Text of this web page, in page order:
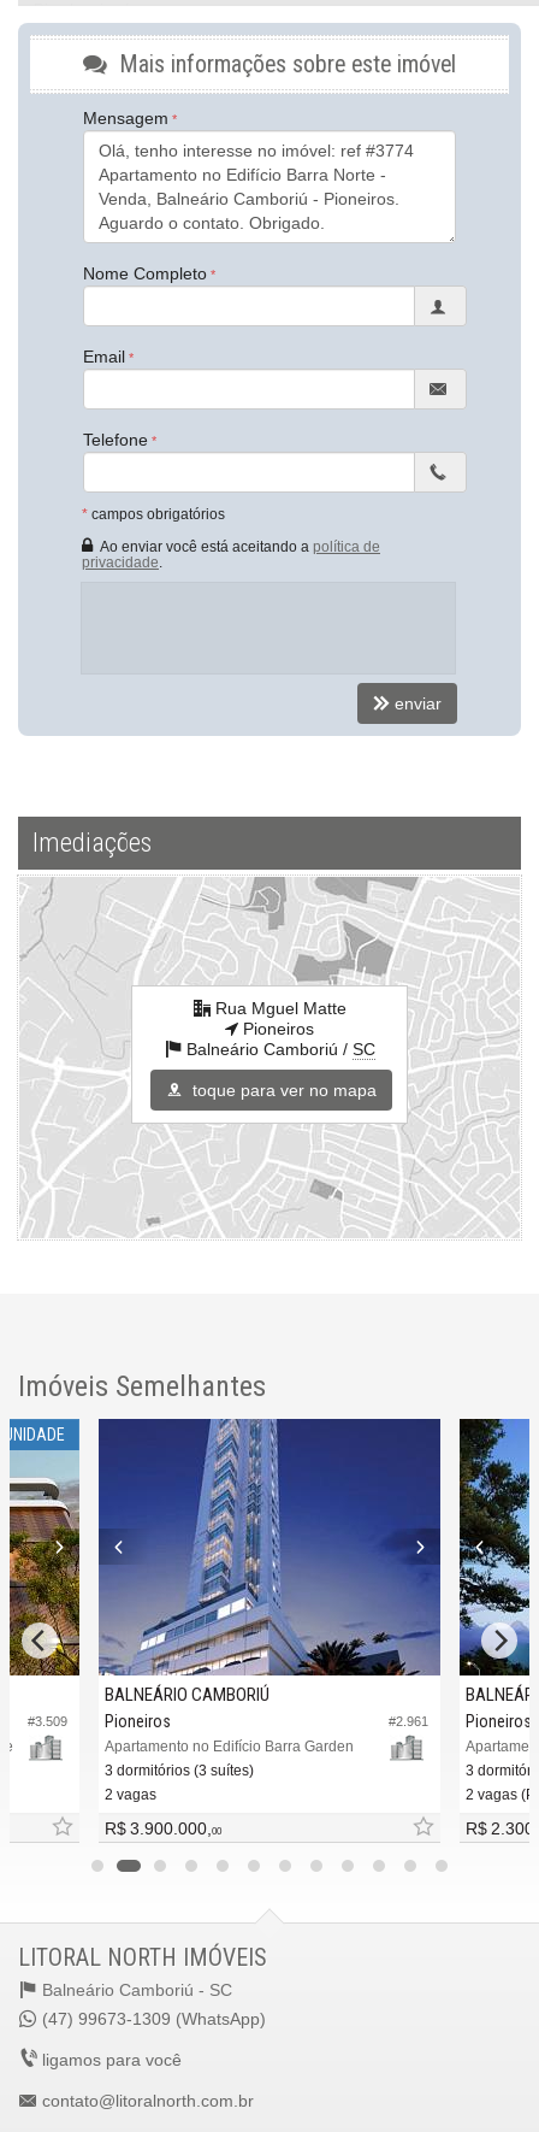
Piso Laminado
Piso Porcelanato
Decorado
Móveis Planejados
Área de Serviço
Sacada com Churrasqueira
Sala de Estar
Sala de Jantar
Cozinha Americana
Características do Empreendimento
Sala de Jogos
Cinema
Piscina
Espaço Gourmet
Playground
Piscina Infantil
Box de Praia
Hall Decorado e Mobiliado
Mais informações sobre este imóvel
Mensagem
Nome Completo
Email
Telefone
* campos obrigatórios
Ao enviar você está aceitando a política de
privacidade
enviar
Imediações
Rua Mguel Matte
Pioneiros
Balneário Camboriú / SC
toque para ver no mapa
Imóveis Semelhantes
#3.509 #2.961
BALNEÁRIO CAMBORIÚ
Pioneiros
Apartamento no Edifício Barra Garden
3 dormitórios (3 suítes)
2 vagas
R$ 3.900.000, 00
Pioneiros
3
2 vagas
R$
LITORAL NORTH IMÓVEIS
Balneário Camboriú - SC
(47) 99673-1309 (WhatsApp)
ligamos para você
contato@litoralnorth.com.br